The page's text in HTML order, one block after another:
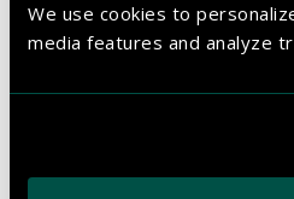
We use cookies to
media features and analyze
Mit dem Bau des The Market Hotels an
, hat die Gemeinde den Umbau
verschiedene Designs abstimmen. Sie